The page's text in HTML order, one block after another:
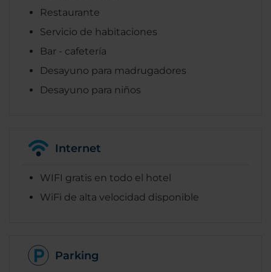
Restaurante
Servicio de habitaciones
Bar - cafetería
Desayuno para madrugadores
Desayuno para niños
Internet
WIFI gratis en todo el hotel
WiFi de alta velocidad disponible
Parking